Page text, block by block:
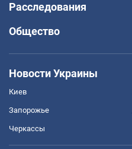
Расследования
Общество
Новости Украины
Киев
Запорожье
Черкассы